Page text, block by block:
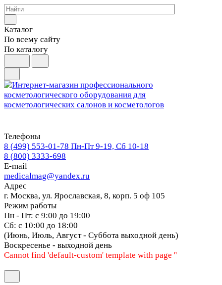
Каталог
По всему сайту
По каталогу
Телефоны
8 (499) 553-01-78 Пн-Пт 9-19, Сб 10-18
8 (800) 3333-698
E-mail
medicalmag@yandex.ru
Адрес
г. Москва, ул. Ярославская, 8, корп. 5 оф 105
Режим работы
Пн - Пт: с 9:00 до 19:00
Сб: с 10:00 до 18:00
(Июнь, Июль, Август - Суббота выходной день)
Воскресенье - выходной день
Cannot find 'default-custom' template with page ''